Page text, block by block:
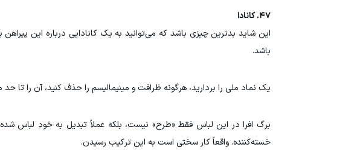
۴۷. کانادا
این شاید بدترین چیزی باشد که می‌توانید به یک کانادایی درباره این
باشد.
یک نماد ملی را بردارید، هرگونه ظرافت و مینیمالیسم را حذف کنید، آن را
برگ افرا در این لباس فقط «طرح» نیست، بلکه عملاً تبدیل به خودِ
خسته‌کننده. واقعاً کار سختی است به این ترکیب رسیدن.